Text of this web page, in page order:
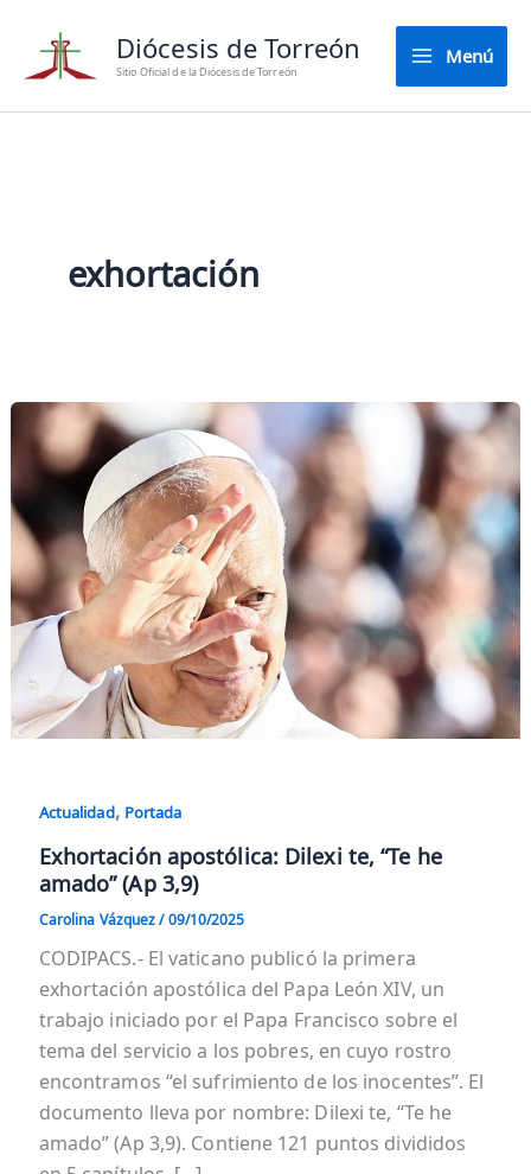
contenido
Diócesis de Torreón
Sitio Oficial de la Diócesis de Torreón
Menú
exhortación
Actualidad, Portada
Exhortación apostólica: Dilexi te, “Te he
amado” (Ap 3,9)
Carolina Vázquez/09/10/2025
CODIPACS.- El vaticano publicó la primera
exhortación apostólica del Papa León XIV, un
trabajo iniciado por el Papa Francisco sobre el
tema del servicio a los pobres, en cuyo rostro
encontramos “el sufrimiento de los inocentes”. El
documento lleva por nombre: Dilexi te, “Te he
amado” (Ap 3,9). Contiene 121 puntos divididos